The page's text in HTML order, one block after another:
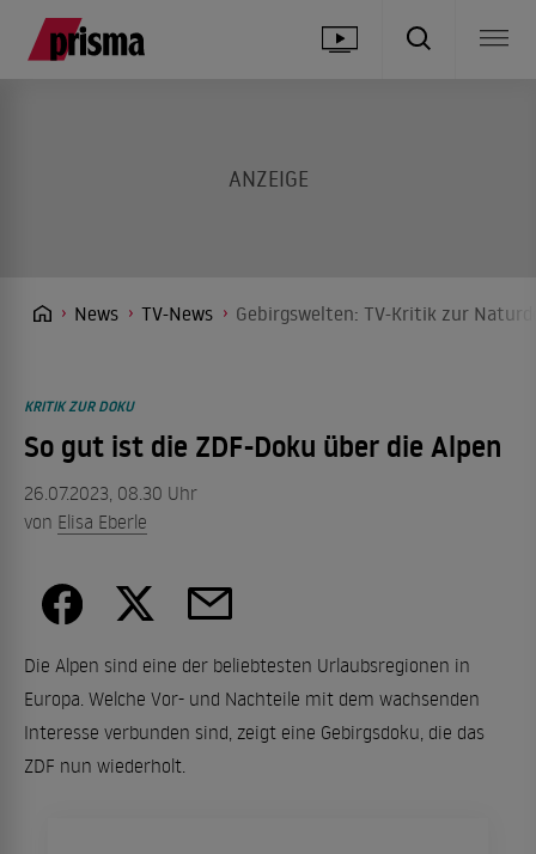
News TV-News Gebirgswelten: TV-Kritik zur
KRITIK ZUR DOKU
So gut ist die ZDF-Doku über die Alpen
26.07.2023, 08.30 Uhr
von Elisa Eberle
Die Alpen sind eine der beliebtesten Urlaubsregionen in
Europa. Welche Vor- und Nachteile mit dem wachsenden
Interesse verbunden sind, zeigt eine Gebirgsdoku, die das
ZDF nun wiederholt.